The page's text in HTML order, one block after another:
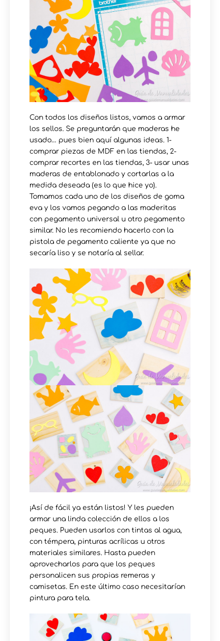
Con todos los diseños listos, vamos a armar
los sellos. Se preguntarán que maderas he
usado… pues bien aquí algunas ideas. 1-
comprar piezas de MDF en las tiendas, 2-
comprar recortes en las tiendas, 3- usar unas
maderas de entablonado y cortarlas a la
medida deseada (es lo que hice yo).
Tomamos cada uno de los diseños de goma
eva y los vamos pegando a las maderitas
con pegamento universal u otro pegamento
similar. No les recomiendo hacerlo con la
pistola de pegamento caliente ya que no
secaría liso y se notaría al sellar.
¡Así de fácil ya están listos! Y les pueden
armar una linda colección de ellos a los
peques. Pueden usarlos con tintas al agua,
con témpera, pinturas acrílicas u otros
materiales similares. Hasta pueden
aprovecharlos para que los peques
personalicen sus propias remeras y
camisetas. En este último caso necesitarían
pintura para tela.